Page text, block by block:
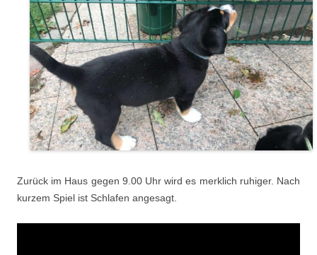
Zurück im Haus gegen 9.00 Uhr wird es merklich ruhiger. Nach
kurzem Spiel ist Schlafen angesagt.